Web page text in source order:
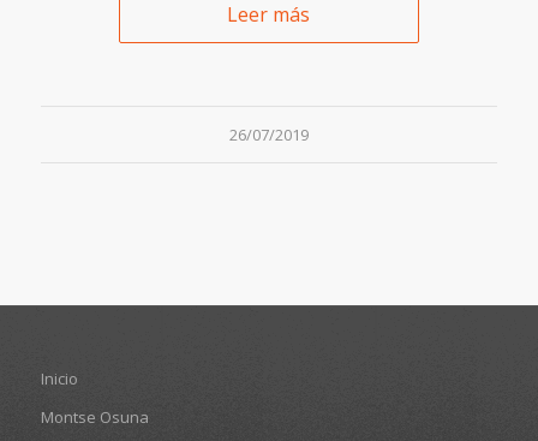
Leer más
26/07/2019
Inicio
Montse Osuna